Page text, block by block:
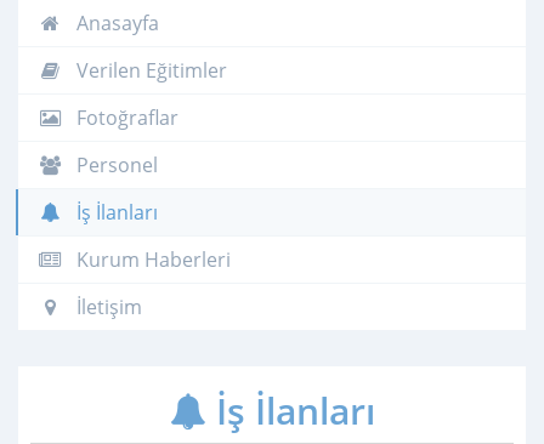
Anasayfa
Verilen Eğitimler
Fotoğraflar
Personel
İş İlanları
Kurum Haberleri
İletişim
İş İlanları